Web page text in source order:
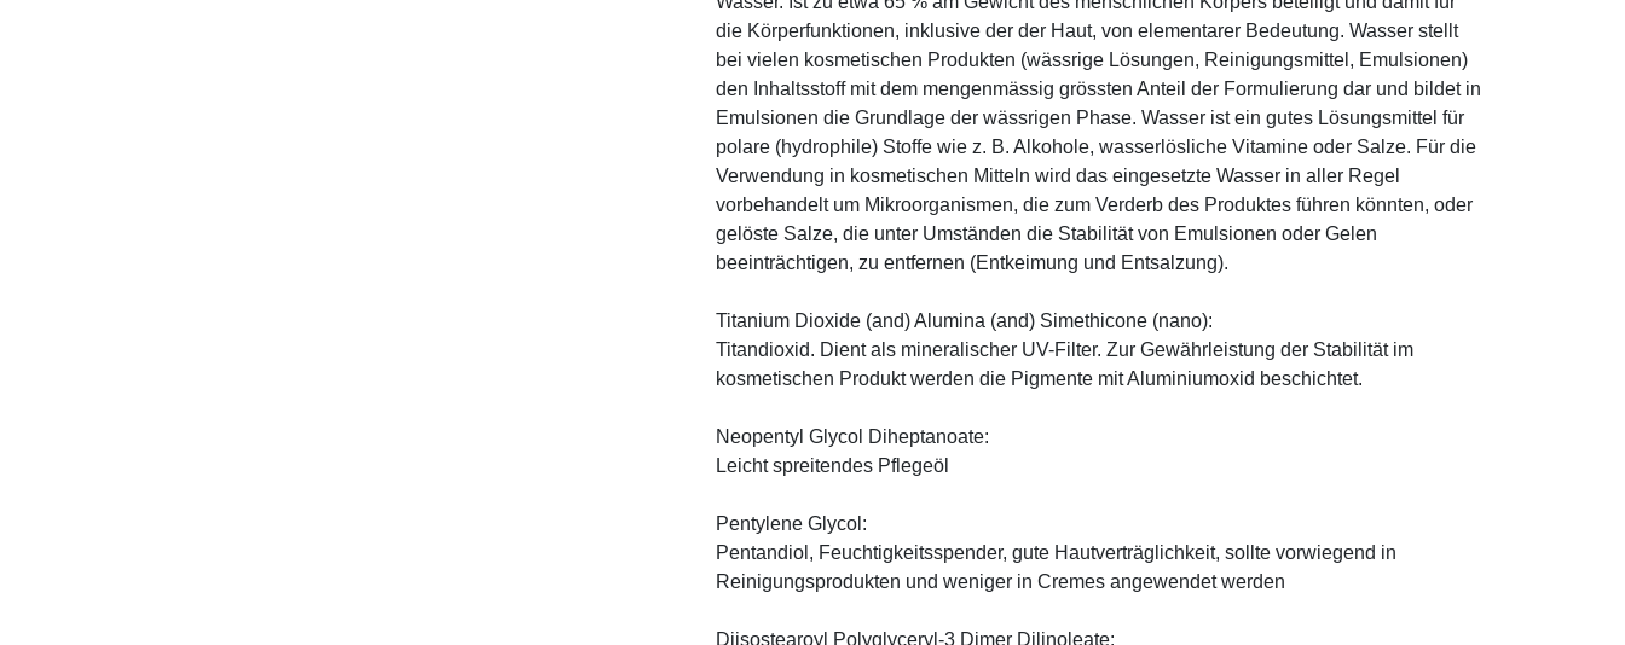
die Körperfunktionen, inklusive der der Haut, von elementarer Bedeutung. Wasser stellt
bei vielen kosmetischen Produkten (wässrige Lösungen, Reinigungsmittel, Emulsionen)
den Inhaltsstoff mit dem mengenmässig grössten Anteil der Formulierung dar und bildet in
Emulsionen die Grundlage der wässrigen Phase. Wasser ist ein gutes Lösungsmittel für
polare (hydrophile) Stoffe wie z. B. Alkohole, wasserlösliche Vitamine oder Salze. Für die
Verwendung in kosmetischen Mitteln wird das eingesetzte Wasser in aller Regel
vorbehandelt um Mikroorganismen, die zum Verderb des Produktes führen könnten, oder
gelöste Salze, die unter Umständen die Stabilität von Emulsionen oder Gelen
beeinträchtigen, zu entfernen (Entkeimung und Entsalzung).
Titanium Dioxide (and) Alumina (and) Simethicone (nano):
Titandioxid. Dient als mineralischer UV-Filter. Zur Gewährleistung der Stabilität im
kosmetischen Produkt werden die Pigmente mit Aluminiumoxid beschichtet.
Neopentyl Glycol Diheptanoate:
Leicht spreitendes Pflegeöl
Pentylene Glycol:
Pentandiol, Feuchtigkeitsspender, gute Hautverträglichkeit, sollte vorwiegend in
Reinigungsprodukten und weniger in Cremes angewendet werden
Diisostearoyl Polyglyceryl-3 Dimer Dilinoleate: